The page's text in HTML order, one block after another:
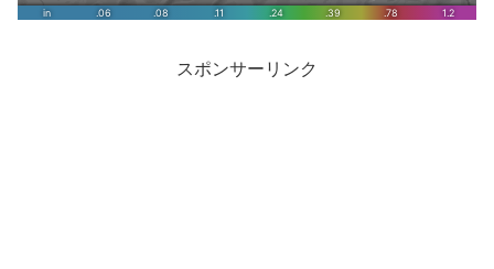
スポンサーリンク